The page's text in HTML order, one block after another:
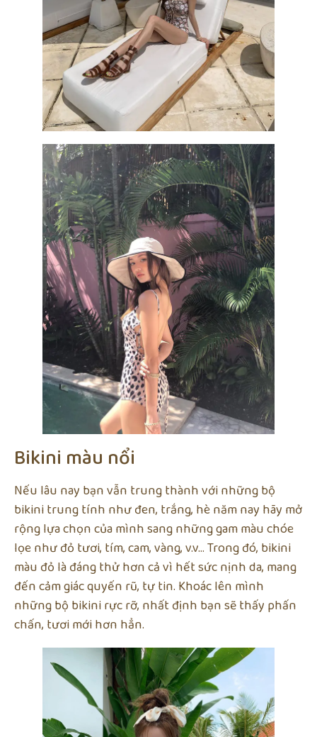
Bikini màu nổi
Nếu lâu nay bạn vẫn trung thành với những bộ
bikini trung tính như đen, trắng, hè năm nay hãy mở
rộng lựa chọn của mình sang những gam màu chóe
lọe như đỏ tươi, tím, cam, vàng, v.v… Trong đó, bikini
màu đỏ là đáng thử hơn cả vì hết sức nịnh da, mang
đến cảm giác quyến rũ, tự tin. Khoác lên mình
những bộ bikini rực rỡ, nhất định bạn sẽ thấy phấn
chấn, tươi mới hơn hẳn.